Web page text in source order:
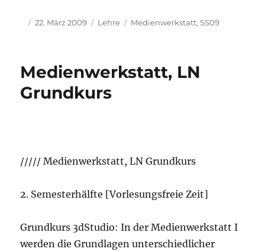
AutorVeröffentlicht
22. März 2009 Kategorien
Lehre Schlagwörter
Medienwerkstatt,SS09
Medienwerkstatt, LN
Grundkurs
///// Medienwerkstatt, LN Grundkurs
2. Semesterhälfte [Vorlesungsfreie Zeit]
Grundkurs 3dStudio: In der Medienwerkstatt I
werden die Grundlagen unterschiedlicher